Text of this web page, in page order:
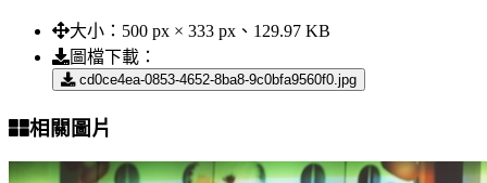
大小： 500 px × 333 px、129.97 KB
圖檔下載：
cd0ce4ea-0853-4652-8ba8-9c0bfa9560f0.jpg
相關圖片